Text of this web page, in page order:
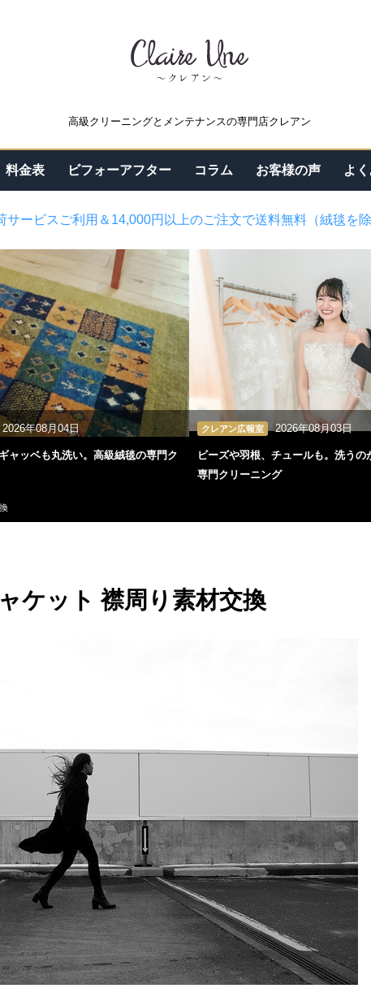
高級クリーニングとメンテナンスの専門店クレアン
料金表 ビフォーアフター コラム お客様の声 よ
サービスご利用＆14,000円以上のご注文で送料無料（絨毯を除
2026年08月04日
ャッベも丸洗い。高級絨毯の専門ク
クレアン広報室 2026年08月03日
ビーズや羽根、チュールも。洗うの
専門クリーニング
ケット 襟周り素材交換